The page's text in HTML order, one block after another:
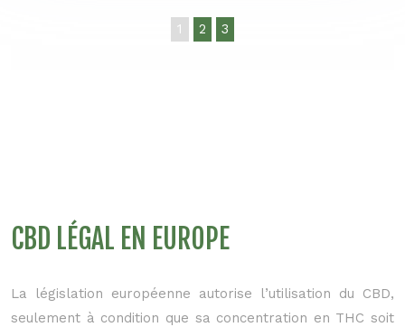
1 2 3
CBD LÉGAL EN EUROPE
La législation européenne autorise l’utilisation du CBD,
seulement à condition que sa concentration en THC soit